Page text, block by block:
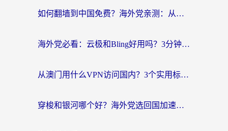
如何翻墙到中国免费？海外党亲测：从踩坑到选对加速器的全攻略
海外党必看：云极和Bling好用吗？3分钟教你选对回国加速器
从澳门用什么VPN访问国内？3个实用标准帮你避开坑，无缝刷剧听歌
穿梭和银河哪个好？海外党选回国加速器的避坑指南，附番茄加速器实测体验